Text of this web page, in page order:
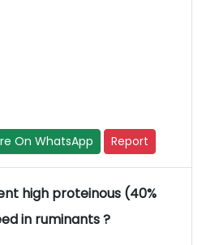
On WhatsApp Report
high proteinous (40%
in ruminants ?